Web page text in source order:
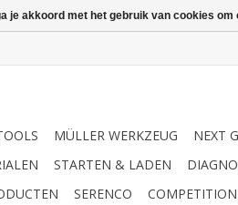
MÜLLER WERKZEUG NEXT
STARTEN & LADEN
SERENCO
je akkoord met het gebruik van cookies